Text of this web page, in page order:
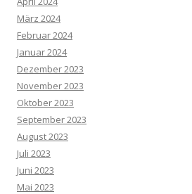
März 2024
Februar 2024
Januar 2024
Dezember 2023
November 2023
Oktober 2023
September 2023
August 2023
Juli 2023
Juni 2023
Mai 2023